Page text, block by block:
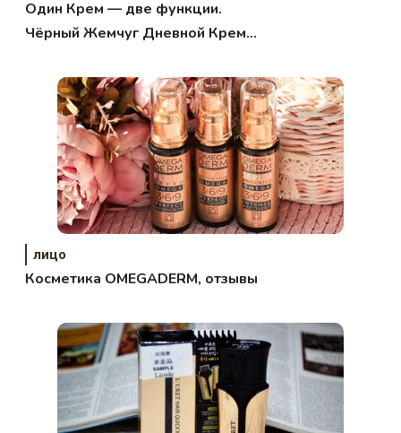
Один Крем — две функции.
Чёрный Жемчуг Дневной Крем
лицо
Косметика OMEGADERM, отзывы